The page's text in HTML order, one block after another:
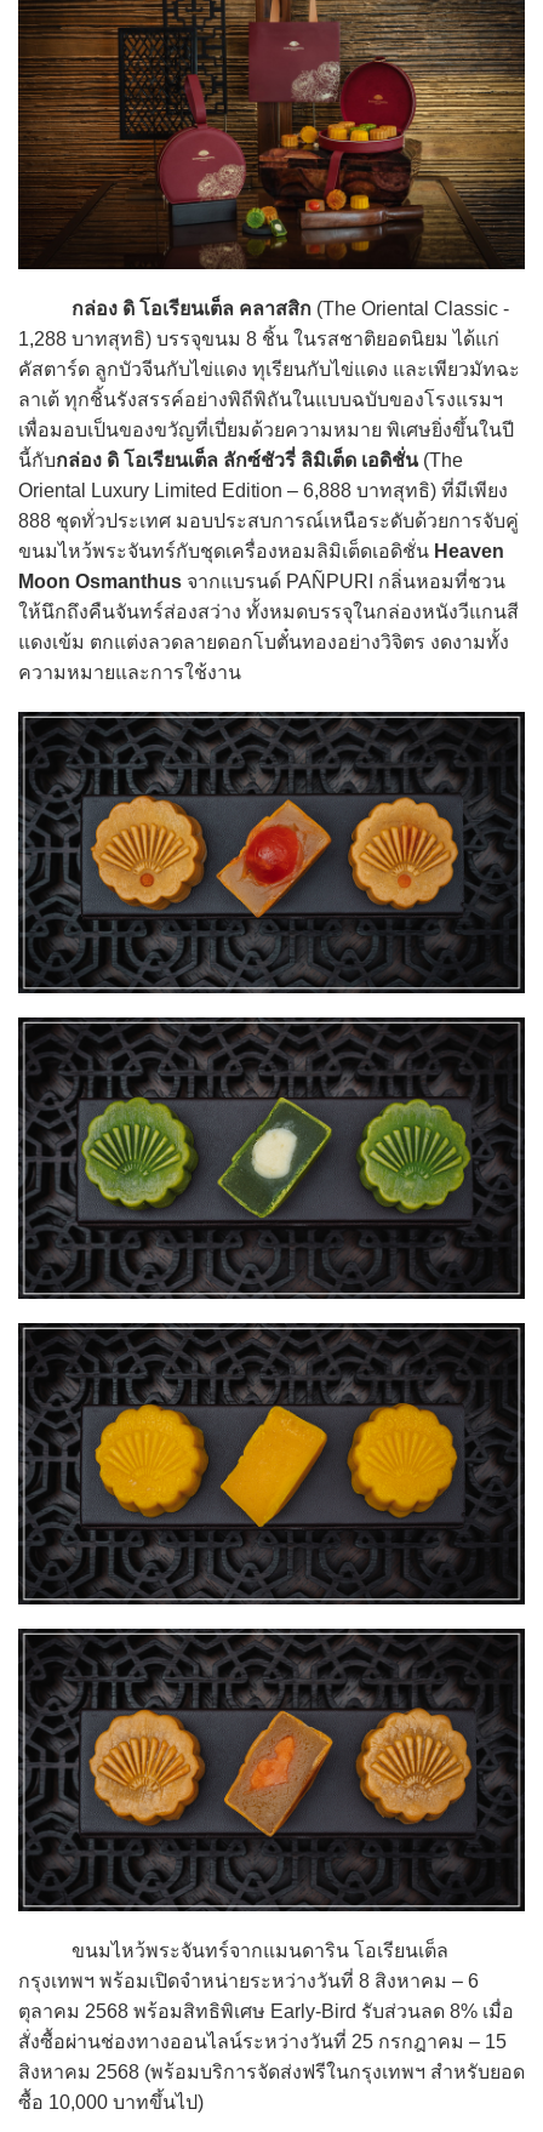
กล่อง ดิ โอเรียนเต็ล คลาสสิก (The Oriental Classic -
1,288 บาทสุทธิ) บรรจุขนม 8 ชิ้น ในรสชาติยอดนิยม ได้แก่
คัสตาร์ด ลูกบัวจีนกับไข่แดง ทุเรียนกับไข่แดง และเพียวมัทฉะ
ลาเต้ ทุกชิ้นรังสรรค์อย่างพิถีพิถันในแบบฉบับของโรงแรมฯ
เพื่อมอบเป็นของขวัญที่เปี่ยมด้วยความหมาย พิเศษยิ่งขึ้นในปี
นี้กับกล่อง ดิ โอเรียนเต็ล ลักซ์ชัวรี่ ลิมิเต็ด เอดิชั่น(The
Oriental Luxury Limited Edition – 6,888 บาทสุทธิ) ที่มีเพียง
888 ชุดทั่วประเทศ มอบประสบการณ์เหนือระดับด้วยการจับคู่
ขนมไหว้พระจันทร์กับชุดเครื่องหอมลิมิเต็ดเอดิชั่น Heaven
Moon Osmanthus จากแบรนด์ PAÑPURI กลิ่นหอมที่ชวน
ให้นึกถึงคืนจันทร์ส่องสว่าง ทั้งหมดบรรจุในกล่องหนังวีแกนสี
แดงเข้ม ตกแต่งลวดลายดอกโบตั๋นทองอย่างวิจิตร งดงามทั้ง
ความหมายและการใช้งาน
ขนมไหว้พระจันทร์จากแมนดาริน โอเรียนเต็ล
กรุงเทพฯ พร้อมเปิดจำหน่ายระหว่างวันที่ 8 สิงหาคม – 6
ตุลาคม 2568 พร้อมสิทธิพิเศษ Early-Bird รับส่วนลด 8% เมื่อ
สั่งซื้อผ่านช่องทางออนไลน์ระหว่างวันที่ 25 กรกฎาคม – 15
สิงหาคม 2568 (พร้อมบริการจัดส่งฟรีในกรุงเทพฯ สำหรับยอด
ซื้อ 10,000 บาทขึ้นไป)